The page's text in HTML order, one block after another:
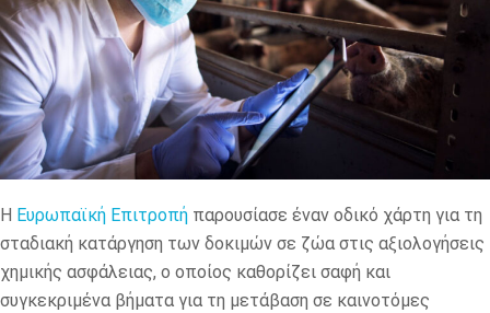
Η Ευρωπαϊκή Επιτροπή παρουσίασε έναν οδικό χάρτη για τη
σταδιακή κατάργηση των δοκιμών σε ζώα στις αξιολογήσεις
χημικής ασφάλειας, ο οποίος καθορίζει σαφή και
συγκεκριμένα βήματα για τη μετάβαση σε καινοτόμες